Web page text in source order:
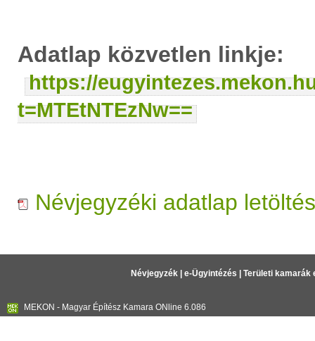
Adatlap közvetlen linkje:
https://
t=MTEtNTEzNw==
Névjegyzéki adatlap
Névjegyzék| e-Ügyintézés Területi kamarák
MEKON - Magyar Építész Kamara ONline 6.086